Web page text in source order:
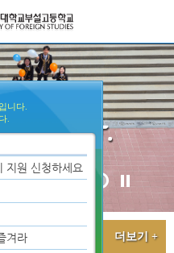
더보기 +
니다.
.
지원 신청하세요
겨라